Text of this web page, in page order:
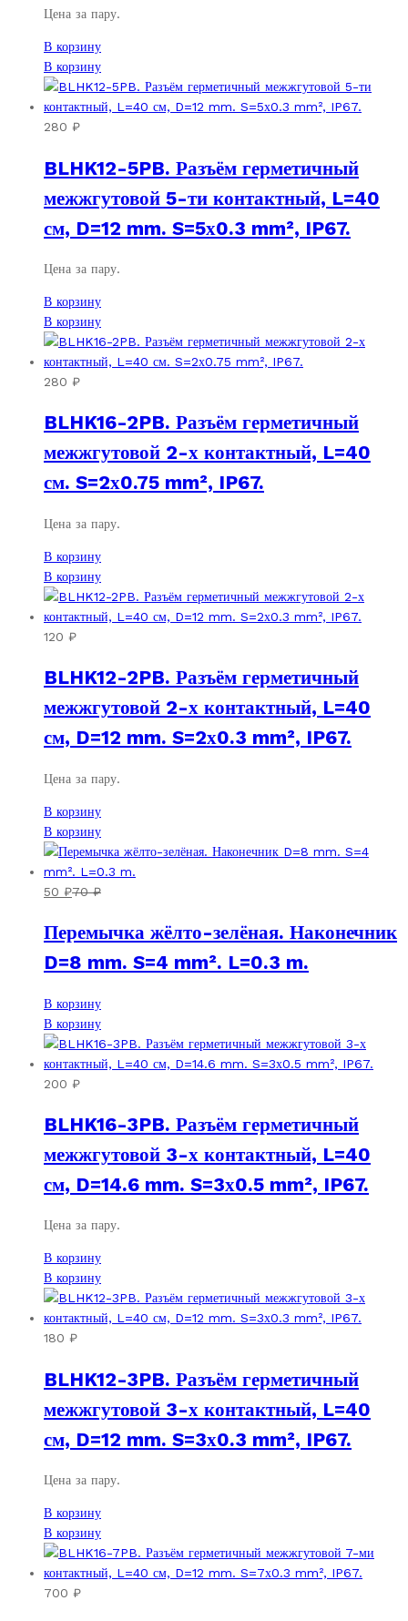
Цена за пару.
В корзину
В корзину
280 ₽
BLHK12-5PB. Разъём герметичный
межжгутовой 5-ти контактный, L=40
см, D=12 mm. S=5х0.3 mm², IP67.
Цена за пару.
В корзину
В корзину
280 ₽
BLHK16-2PB. Разъём герметичный
межжгутовой 2-х контактный, L=40
см. S=2х0.75 mm², IP67.
Цена за пару.
В корзину
В корзину
120 ₽
BLHK12-2PB. Разъём герметичный
межжгутовой 2-х контактный, L=40
см, D=12 mm. S=2х0.3 mm², IP67.
Цена за пару.
В корзину
В корзину
50 ₽70₽
Перемычка жёлто-зелёная. Наконечник
D=8 mm. S=4 mm². L=0.3 m.
В корзину
В корзину
200 ₽
BLHK16-3PB. Разъём герметичный
межжгутовой 3-х контактный, L=40
см, D=14.6 mm. S=3х0.5 mm², IP67.
Цена за пару.
В корзину
В корзину
180 ₽
BLHK12-3PB. Разъём герметичный
межжгутовой 3-х контактный, L=40
см, D=12 mm. S=3х0.3 mm², IP67.
Цена за пару.
В корзину
В корзину
700 ₽